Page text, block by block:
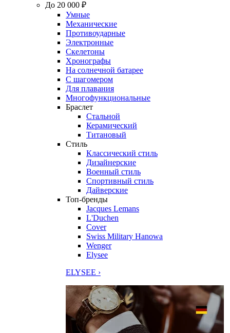
До 20 000 ₽
Умные
Механические
Противоударные
Электронные
Скелетоны
Хронографы
На солнечной батарее
С шагомером
Для плавания
Многофункциональные
Браслет
Стальной
Керамический
Титановый
Стиль
Классический стиль
Дизайнерские
Военный стиль
Спортивный стиль
Дайверские
Топ-бренды
Jacques Lemans
L'Duchen
Cover
Swiss Military Hanowa
Wenger
Elysee
ELYSEE ›